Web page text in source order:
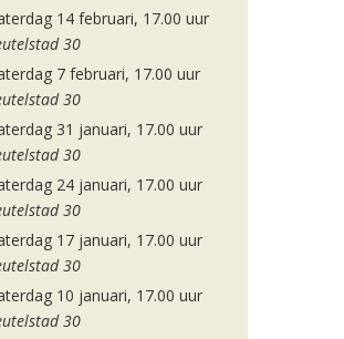
14 februari, 17.00 uur
30
7 februari, 17.00 uur
30
31 januari, 17.00 uur
30
24 januari, 17.00 uur
30
17 januari, 17.00 uur
30
10 januari, 17.00 uur
30